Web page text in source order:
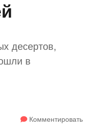
десертов,
в
Комментировать